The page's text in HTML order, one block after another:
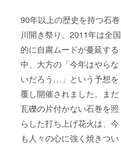
90年以上の歴史を持つ石巻
川開き祭り。2011年は全国
的に自粛ムードが蔓延する
中、大方の「今年はやらな
いだろう…」という予想を
覆し開催されました。まだ
瓦礫の片付かない石巻を照
らした打ち上げ花火は、今
も人々の心に強く焼きつい